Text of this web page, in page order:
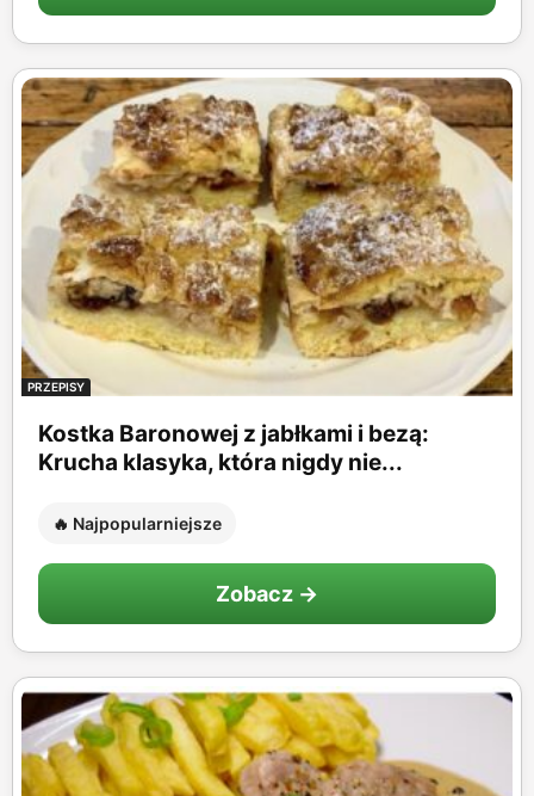
PRZEPISY
Kostka Baronowej z jabłkami i bezą:
Krucha klasyka, która nigdy nie...
🔥 Najpopularniejsze
Zobacz →